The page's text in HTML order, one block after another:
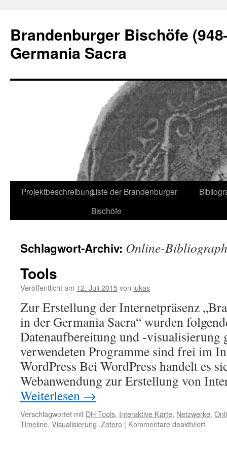
springen
Brandenburger Bischöfe
Germania Sacra
ProjektbeschreibungListe der Brandenburger
Bischöfe
Schlagwort-Archiv: Online-
Tools
Veröffentlicht am 12. Juli 2015von lukas
Zur Erstellung der Internetpräsenz
in der Germania Sacra“ wurden
Datenaufbereitung und -visualisierung
verwendeten Programme sind frei im
WordPress Bei WordPress handelt es
Webanwendung zur Erstellung von
Weiterlesen →
Verschlagwortet mit DH Tools, Interaktive Karte, Netzwerke,
Timeline, Visualisierung, Zotero | Kommentare deaktiviertfür